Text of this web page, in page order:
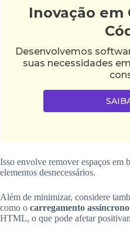
Inovação em
Desenvolvemos
suas necessidades
Isso envolve remover espaços em
elementos desnecessários.
Além de minimizar, considere
como o carregamento assíncrono
HTML, o que pode afetar